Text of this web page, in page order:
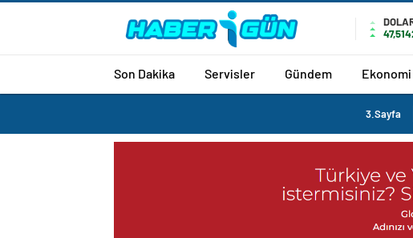
Son Dakika Servisler Gündem Ekonomi
3.Sayfa